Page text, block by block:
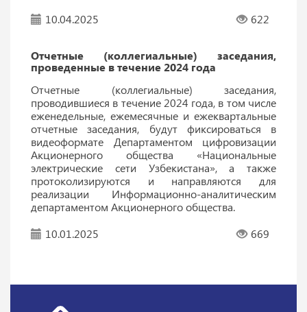
10.04.2025
622
Отчетные (коллегиальные) заседания,
проведенные в течение 2024 года
Отчетные (коллегиальные) заседания,
проводившиеся в течение 2024 года, в том числе
еженедельные, ежемесячные и ежеквартальные
отчетные заседания, будут фиксироваться в
видеоформате Департаментом цифровизации
Акционерного общества «Национальные
электрические сети Узбекистана», а также
протоколизируются и направляются для
реализации Информационно-аналитическим
департаментом Акционерного общества.
10.01.2025
669